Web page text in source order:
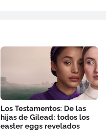
Los Testamentos: De las
hijas de Gilead: todos los
easter eggs revelados